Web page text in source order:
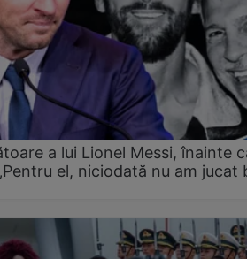
a lui Lionel Messi, înainte
el, niciodată nu am jucat